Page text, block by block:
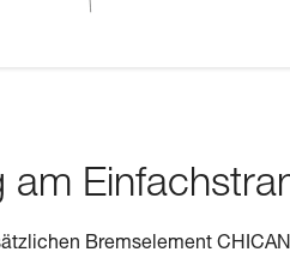
Bremselement